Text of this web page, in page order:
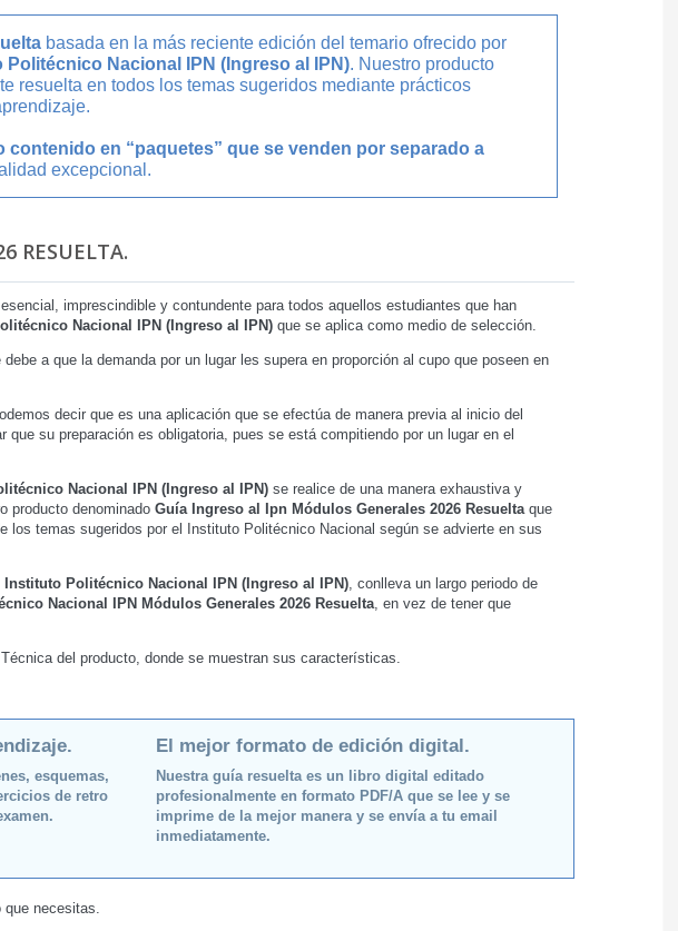
basada en la más reciente edición del temario ofrecido por
Nacional IPN (Ingreso al IPN). Nuestro producto
resuelta en todos los temas sugeridos mediante prácticos
contenido en “paquetes” que se venden por separado a
excepcional.
RESUELTA.
imprescindible y contundente para todos aquellos estudiantes que han
Nacional IPN (Ingreso al IPN) que se aplica como medio de selección.
a que la demanda por un lugar les supera en proporción al cupo que poseen en
decir que es una aplicación que se efectúa de manera previa al inicio del
su preparación es obligatoria, pues se está compitiendo por un lugar en el
Nacional IPN (Ingreso al IPN) se realice de una manera exhaustiva y
producto denominado Guía Ingreso al Ipn Módulos Generales 2026 Resueltaque
temas sugeridos por el Instituto Politécnico Nacional según se advierte en sus
Politécnico Nacional IPN (Ingreso al IPN), conlleva un largo periodo de
Nacional IPN Módulos Generales 2026 Resuelta, en vez de tener que
del producto, donde se muestran sus características.
esquemas,
de retro
El mejor formato de edición digital.
Nuestra guía resuelta es un libro digital editado
profesionalmente en formato PDF/A que se lee y se
imprime de la mejor manera y se envía a tu email
inmediatamente.
que necesitas.